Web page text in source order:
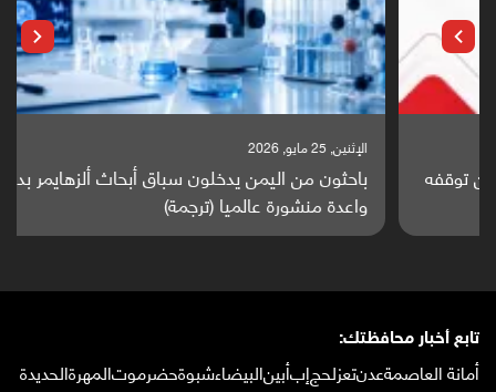
باحثون من اليمن يدخلون سباق أبحاث ألزهايمر بدراسة
واعدة منشورة عالميا (ترجمة)
تابع أخبار محافظتك:
أمانة العاصمةعدنتعزلحجإبأبينالبيضاءشبوةحضرموتالمهرةالحديدة